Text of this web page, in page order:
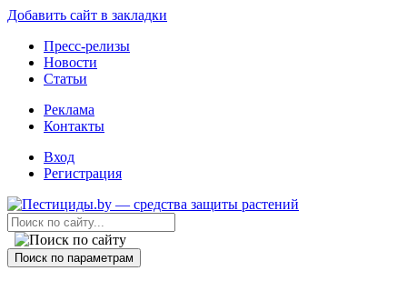
Добавить сайт в закладки
Пресс-релизы
Новости
Статьи
Реклама
Контакты
Вход
Регистрация
Поиск по параметрам